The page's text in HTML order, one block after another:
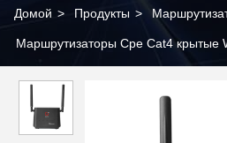
Домой > Продукты >
Маршрутизаторы Cpe Cat4 крытые